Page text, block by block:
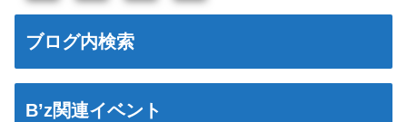
ブログ内検索
B’z関連イベント